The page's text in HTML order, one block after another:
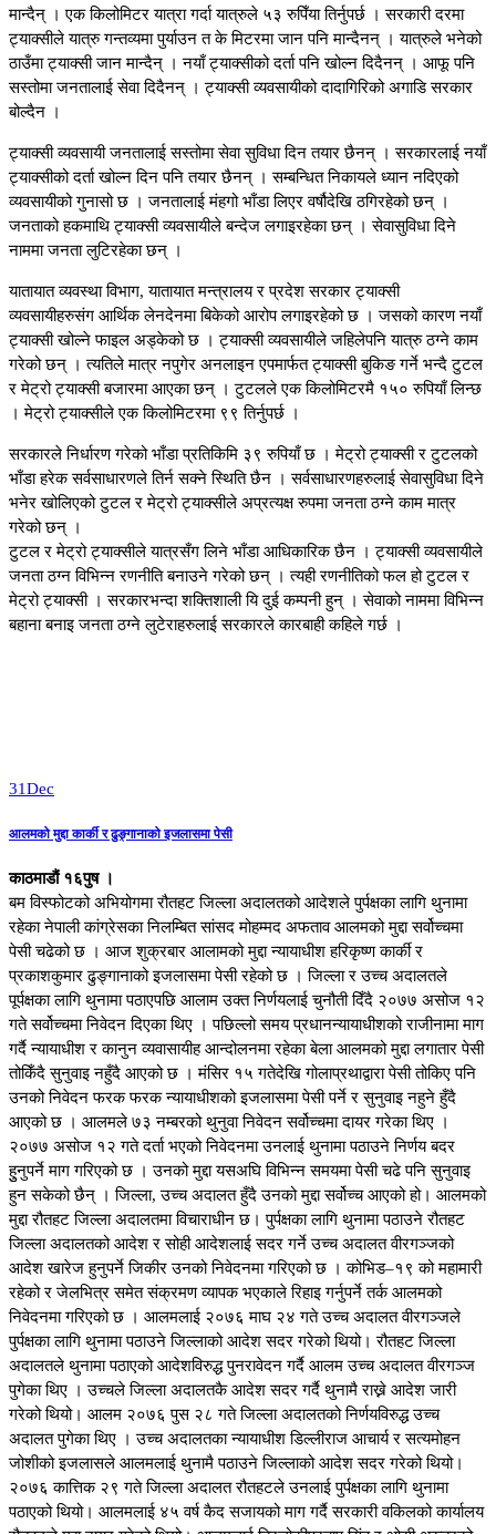
मान्दैन् । एक किलोमिटर यात्रा गर्दा यात्रुले ५३ रुपिँया तिर्नुपर्छ । सरकारी दरमा
ट्याक्सीले यात्रु गन्तव्यमा पुर्याउन त के मिटरमा जान पनि मान्दैनन् । यात्रुले भनेको
ठाउँमा ट्याक्सी जान मान्दैन् । नयाँ ट्याक्सीको दर्ता पनि खोल्न दिदैनन् । आफू पनि
सस्तोमा जनतालाई सेवा दिदैनन् । ट्याक्सी व्यवसायीको दादागिरिको अगाडि सरकार
बोल्दैन ।
ट्याक्सी व्यवसायी जनतालाई सस्तोमा सेवा सुविधा दिन तयार छैनन् । सरकारलाई नयाँ
ट्याक्सीको दर्ता खोल्न दिन पनि तयार छैनन् । सम्बन्धित निकायले ध्यान नदिएको
व्यवसायीको गुनासो छ । जनतालाई मंहगो भाँडा लिएर वर्षौदेखि ठगिरहेको छन् ।
जनताको हकमाथि ट्याक्सी व्यवसायीले बन्देज लगाइरहेका छन् । सेवासुविधा दिने
नाममा जनता लुटिरहेका छन् ।
यातायात व्यवस्था विभाग, यातायात मन्त्रालय र प्रदेश सरकार ट्याक्सी
व्यवसायीहरुसंग आर्थिक लेनदेनमा बिकेको आरोप लगाइरहेको छ । जसको कारण नयाँ
ट्याक्सी खोल्ने फाइल अड्केको छ । ट्याक्सी व्यवसायीले जहिलेपनि यात्रु ठग्ने काम
गरेको छन् । त्यतिले मात्र नपुगेर अनलाइन एपमार्फत ट्याक्सी बुकिङ गर्ने भन्दै टुटल
र मेट्रो ट्याक्सी बजारमा आएका छन् । टुटलले एक किलोमिटरमै १५० रुपियाँ लिन्छ
। मेट्रो ट्याक्सीले एक किलोमिटरमा ९९ तिर्नुपर्छ ।
सरकारले निर्धारण गरेको भाँडा प्रतिकिमि ३९ रुपियाँ छ । मेट्रो ट्याक्सी र टुटलको
भाँडा हरेक सर्वसाधारणले तिर्न सक्ने स्थिति छैन । सर्वसाधारणहरुलाई सेवासुविधा दिने
भनेर खोलिएको टुटल र मेट्रो ट्याक्सीले अप्रत्यक्ष रुपमा जनता ठग्ने काम मात्र
गरेको छन् ।
टुटल र मेट्रो ट्याक्सीले यात्रसँग लिने भाँडा आधिकारिक छैन । ट्याक्सी व्यवसायीले
जनता ठग्न विभिन्न रणनीति बनाउने गरेको छन् । त्यही रणनीतिको फल हो टुटल र
मेट्रो ट्याक्सी । सरकारभन्दा शक्तिशाली यि दुई कम्पनी हुन् । सेवाको नाममा विभिन्न
बहाना बनाइ जनता ठग्ने लुटेराहरुलाई सरकारले कारबाही कहिले गर्छ ।
31Dec
आलमको मुद्दा कार्की र ढुङ्गानाको इजलासमा पेसी
काठमाडौं १६पुष ।
बम विस्फोटको अभियोगमा रौतहट जिल्ला अदालतको आदेशले पुर्पक्षका लागि थुनामा
रहेका नेपाली कांग्रेसका निलम्बित सांसद मोहम्मद अफताव आलमको मुद्दा सर्वोच्चमा
पेसी चढेको छ । आज शुक्रबार आलामको मुद्दा न्यायाधीश हरिकृष्ण कार्की र
प्रकाशकुमार ढुङ्गानाको इजलासमा पेसी रहेको छ । जिल्ला र उच्च अदालतले
पूर्पक्षका लागि थुनामा पठाएपछि आलाम उक्त निर्णयलाई चुनौती दिँदै २०७७ असोज १२
गते सर्वोच्चमा निवेदन दिएका थिए । पछिल्लो समय प्रधानन्यायाधीशको राजीनामा माग
गर्दै न्यायाधीश र कानुन व्यवासायीह आन्दोलनमा रहेका बेला आलमको मुद्दा लगातार पेसी
तोकिँदै सुनुवाइ नहुँदै आएको छ । मंसिर १५ गतेदेखि गोलाप्रथाद्वारा पेसी तोकिए पनि
उनको निवेदन फरक फरक न्यायाधीशको इजलासमा पेसी पर्ने र सुनुवाइ नहुने हुँदै
आएको छ । आलमले ७३ नम्बरको थुनुवा निवेदन सर्वोच्चमा दायर गरेका थिए ।
२०७७ असोज १२ गते दर्ता भएको निवेदनमा उनलाई थुनामा पठाउने निर्णय बदर
हुुनुपर्ने माग गरिएको छ । उनको मुद्दा यसअघि विभिन्न समयमा पेसी चढे पनि सुनुवाइ
हुन सकेको छैन् । जिल्ला, उच्च अदालत हुँदै उनको मुद्दा सर्वोच्च आएको हो। आलमको
मुद्दा रौतहट जिल्ला अदालतमा विचाराधीन छ। पुर्पक्षका लागि थुनामा पठाउने रौतहट
जिल्ला अदालतको आदेश र सोही आदेशलाई सदर गर्ने उच्च अदालत वीरगञ्जको
आदेश खारेज हुनुपर्ने जिकीर उनको निवेदनमा गरिएको छ । कोभिड–१९ को महामारी
रहेको र जेलभित्र समेत संक्रमण व्यापक भएकाले रिहाइ गर्नुपर्ने तर्क आलमको
निवेदनमा गरिएको छ । आलमलाई २०७६ माघ २४ गते उच्च अदालत वीरगञ्जले
पुर्पक्षका लागि थुनामा पठाउने जिल्लाको आदेश सदर गरेको थियो। रौतहट जिल्ला
अदालतले थुनामा पठाएको आदेशविरुद्ध पुनरावेदन गर्दै आलम उच्च अदालत वीरगञ्ज
पुगेका थिए । उच्चले जिल्ला अदालतकै आदेश सदर गर्दै थुनामै राख्ने आदेश जारी
गरेको थियो। आलम २०७६ पुस २८ गते जिल्ला अदालतको निर्णयविरुद्ध उच्च
अदालत पुगेका थिए । उच्च अदालतका न्यायाधीश डिल्लीराज आचार्य र सत्यमोहन
जोशीको इजलासले आलमलाई थुनामै पठाउने जिल्लाको आदेश सदर गरेको थियो।
२०७६ कात्तिक २९ गते जिल्ला अदालत रौतहटले उनलाई पुर्पक्षका लागि थुनामा
पठाएको थियो। आलमलाई ४५ वर्ष कैद सजायको माग गर्दै सरकारी वकिलको कार्यालय